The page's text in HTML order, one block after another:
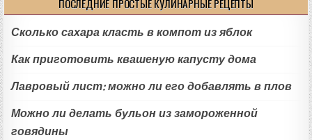
ПОСЛЕДНИЕ ПРОСТЫЕ КУЛИНАРНЫЕ РЕЦЕПТЫ
Сколько сахара класть в компот из яблок
Как приготовить квашеную капусту дома
Лавровый лист: можно ли его добавлять в плов
Можно ли делать бульон из замороженной
говядины